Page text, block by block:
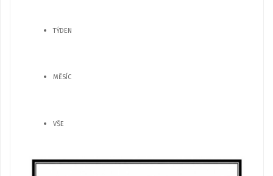
TÝDEN
MĚSÍC
VŠE